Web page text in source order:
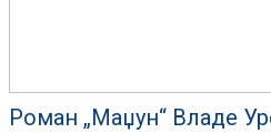
Роман „Маџун“ Владе